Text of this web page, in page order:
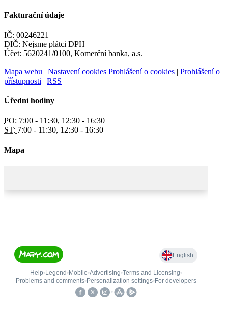
Fakturační údaje
IČ: 00246221
DIČ: Nejsme plátci DPH
Účet: 5620241/0100, Komerční banka, a.s.
Mapa webu | Nastavení cookies Prohlášení o cookies | Prohlášení o
přístupnosti | RSS
Úřední hodiny
PO: 7:00 - 11:30, 12:30 - 16:30
ST: 7:00 - 11:30, 12:30 - 16:30
Mapa